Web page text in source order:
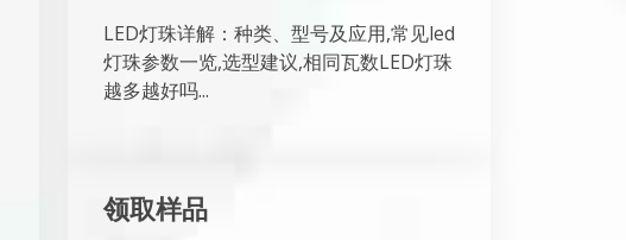
LED灯珠详解：种类、型号及应用,常见led
灯珠参数一览,选型建议,相同瓦数LED灯珠
越多越好吗...
领取样品